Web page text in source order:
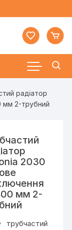
радіатор
мм 2-трубний
2030
мм 2-
трубчастий